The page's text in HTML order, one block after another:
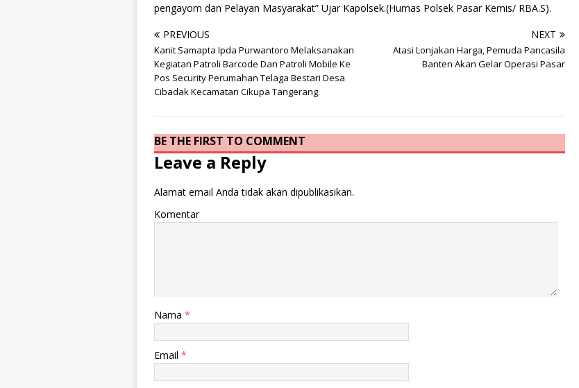
pengayom dan Pelayan Masyarakat” Ujar Kapolsek.(Humas Polsek Pasar Kemis/ RBA.S).
PREVIOUS
Kanit Samapta Ipda Purwantoro Melaksanakan
Kegiatan Patroli Barcode Dan Patroli Mobile Ke
Pos Security Perumahan Telaga Bestari Desa
Cibadak Kecamatan Cikupa Tangerang.
NEXT
Atasi Lonjakan Harga, Pemuda Pancasila
Banten Akan Gelar Operasi Pasar
BE THE FIRST TO COMMENT
Leave a Reply
Alamat email Anda tidak akan dipublikasikan.
Komentar
Nama *
Email *